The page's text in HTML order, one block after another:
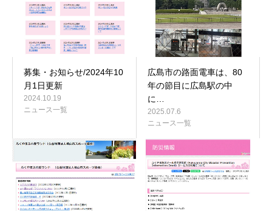
募集・お知らせ/2024年10
月1日更新
2024.10.19
ニュース一覧
広島市の路面電車は、80
年の節目に広島駅の中
に…
2025.07.6
ニュース一覧